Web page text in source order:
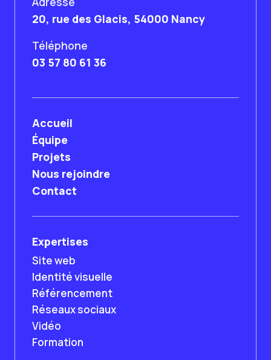
20, rue des Glacis, 54000 Nancy
Téléphone
03 57 80 61 36
Accueil
Équipe
Projets
Nous rejoindre
Contact
Expertises
Site web
Identité visuelle
Référencement
Réseaux sociaux
Vidéo
Formation